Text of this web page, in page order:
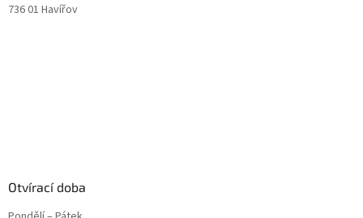
736 01 Havířov
Otvírací doba